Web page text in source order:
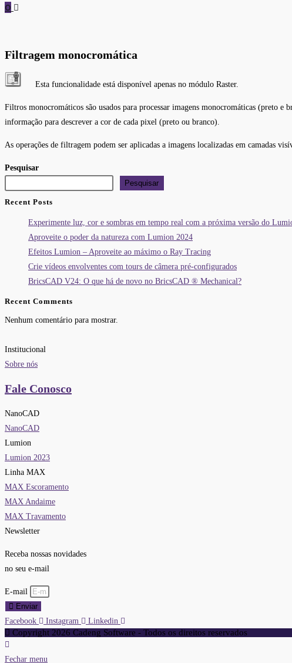
0
Filtragem monocromática
Esta funcionalidade está disponível apenas no módulo Raster.
Filtros monocromáticos são usados para processar imagens monocromáticas (preto e
informação para descrever a cor de cada pixel (preto ou branco).
As operações de filtragem podem ser aplicadas a imagens localizadas em camadas
Pesquisar
Pesquisar
Recent Posts
Experimente luz, cor e sombras em tempo real com a próxima versão do
Aproveite o poder da natureza com Lumion 2024
Efeitos Lumion – Aproveite ao máximo o Ray Tracing
Crie vídeos envolventes com tours de câmera pré-configurados
BricsCAD V24: O que há de novo no BricsCAD ® Mechanical?
Recent Comments
Nenhum comentário para mostrar.
Institucional
Sobre nós
Fale Conosco
NanoCAD
NanoCAD
Lumion
Lumion 2023
Linha MAX
MAX Escoramento
MAX Andaime
MAX Travamento
Newsletter
Receba nossas novidades
no seu e-mail
E-mail
Enviar
Facebook
Instagram Linkedin
Copyright 2026 Cadeng Software - Todos os direitos reservados
Fechar menu